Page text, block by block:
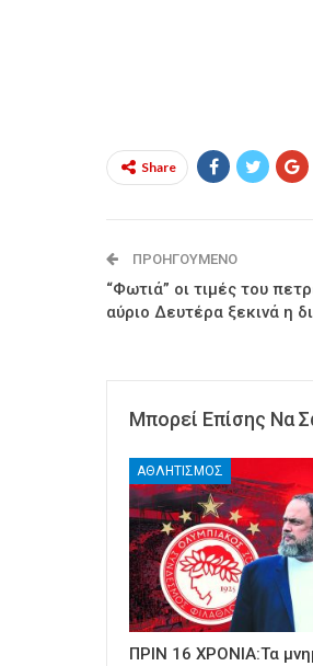
Share
ΠΡΟΗΓΟΎΜΕΝΟ
“Φωτιά” οι τιμές του
αύριο Δευτέρα ξεκινά η
Μπορεί Επίσης Να
ΑΘΛΗΤΙΣΜΟΣ
ΠΡΙΝ 16 ΧΡΟΝΙΑ:Τα